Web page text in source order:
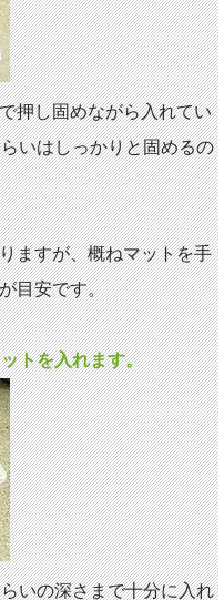
押し固めながら入れてい
いはしっかりと固めるの
ますが、概ねマットを手
目安です。
トを入れます。
いの深さまで十分に入れ